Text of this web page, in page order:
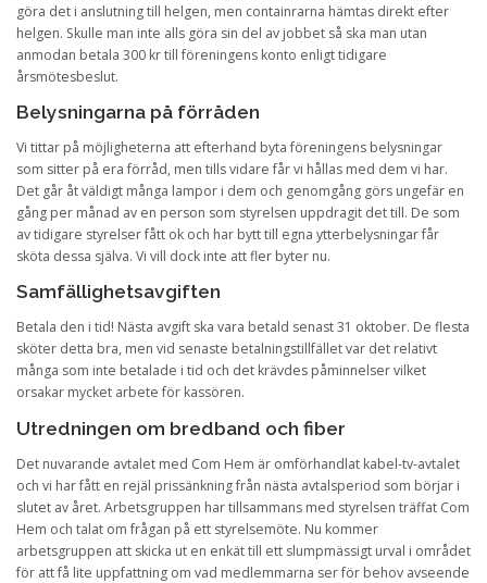
göra det i anslutning till helgen, men containrarna hämtas direkt efter
helgen. Skulle man inte alls göra sin del av jobbet så ska man utan
anmodan betala 300 kr till föreningens konto enligt tidigare
årsmötesbeslut.
Belysningarna på förråden
Vi tittar på möjligheterna att efterhand byta föreningens belysningar
som sitter på era förråd, men tills vidare får vi hållas med dem vi har.
Det går åt väldigt många lampor i dem och genomgång görs ungefär en
gång per månad av en person som styrelsen uppdragit det till. De som
av tidigare styrelser fått ok och har bytt till egna ytterbelysningar får
sköta dessa själva. Vi vill dock inte att fler byter nu.
Samfällighetsavgiften
Betala den i tid! Nästa avgift ska vara betald senast 31 oktober. De flesta
sköter detta bra, men vid senaste betalningstillfället var det relativt
många som inte betalade i tid och det krävdes påminnelser vilket
orsakar mycket arbete för kassören.
Utredningen om bredband och fiber
Det nuvarande avtalet med Com Hem är omförhandlat kabel-tv-avtalet
och vi har fått en rejäl prissänkning från nästa avtalsperiod som börjar i
slutet av året. Arbetsgruppen har tillsammans med styrelsen träffat Com
Hem och talat om frågan på ett styrelsemöte. Nu kommer
arbetsgruppen att skicka ut en enkät till ett slumpmässigt urval i området
för att få lite uppfattning om vad medlemmarna ser för behov avseende